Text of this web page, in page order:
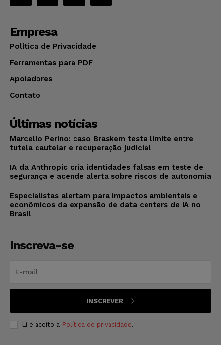
Empresa
Política de Privacidade
Ferramentas para PDF
Apoiadores
Contato
Últimas notícias
Marcello Perino: caso Braskem testa limite entre
tutela cautelar e recuperação judicial
IA da Anthropic cria identidades falsas em teste de
segurança e acende alerta sobre riscos de autonomia
Especialistas alertam para impactos ambientais e
econômicos da expansão de data centers de IA no
Brasil
Inscreva-se
INSCREVER
Li e aceito a Política de privacidade.